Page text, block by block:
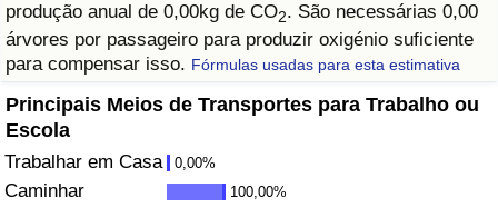
produção anual de 0,00kg de CO2. São necessárias 0,00
árvores por passageiro para produzir oxigénio suficiente
para compensar isso. Fórmulas usadas para esta estimativa
Principais Meios de Transportes para Trabalho ou
Escola
Trabalhar em Casa 0,00%
Caminhar 100,00%
Taxa do Indicador de Crime (Atual)
Indicador de Crime
Índice de criminalidade por país
Saúde